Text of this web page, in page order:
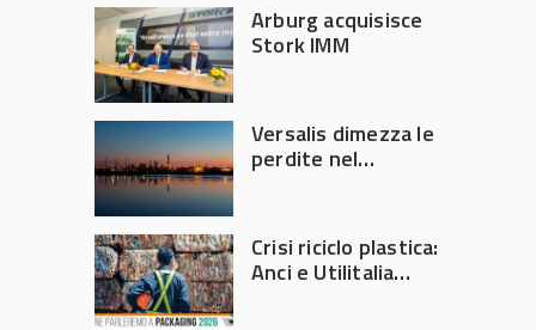
Arburg acquisisce
Stork IMM
Versalis dimezza le
perdite nel
Crisi riciclo plastica:
Anci e Utilitalia